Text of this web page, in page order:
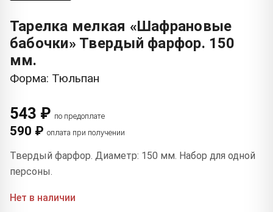
Тарелка мелкая «Шафрановые
бабочки» Твердый фарфор. 150
мм.
Форма: Тюльпан
543 ₽ по предоплате
590 ₽ оплата при получении
Твердый фарфор. Диаметр: 150 мм. Набор для одной
персоны.
Нет в наличии